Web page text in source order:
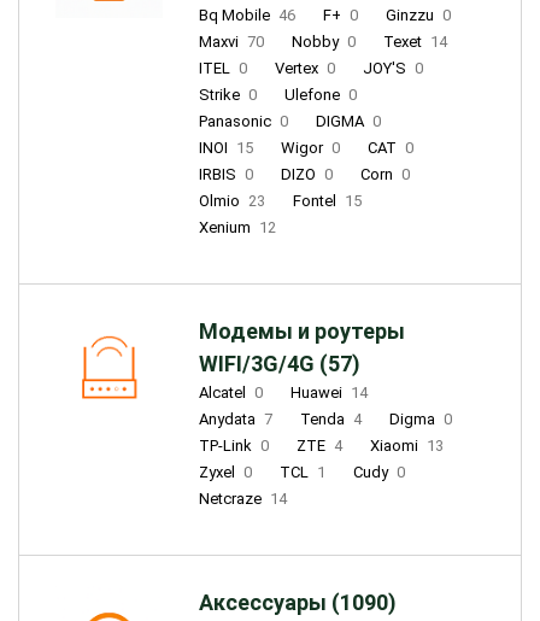
Bq Mobile 46 F+ 0 Ginzzu 0
Maxvi 70 Nobby 0 Texet 14
ITEL 0 Vertex 0 JOY'S 0
Strike 0 Ulefone 0
Panasonic 0 DIGMA 0
INOI 15 Wigor 0 CAT 0
IRBIS 0 DIZO 0 Corn 0
Olmio 23 Fontel
15
Xenium 12
Модемы и роутеры
WIFI/3G/4G (57)
Alcatel 0 Huawei 14
Anydata 7 Tenda 4 Digma 0
TP-Link 0 ZTE 4 Xiaomi 13
Zyxel
0 TCL 1 Cudy 0
Netcraze 14
Аксессуары (1090)